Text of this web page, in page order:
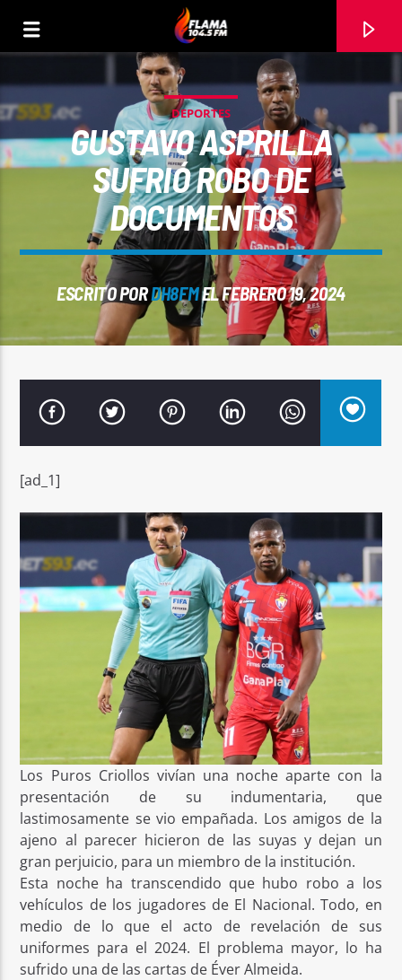
CANCIÓN ACTUAL
DEPORTES
GUSTAVO ASPRILLA
SUFRIÓ ROBO DE
DOCUMENTOS
ESCRITO PORDH8FMEL FEBRERO 19, 2024
[ad_1]
Los Puros Criollos vivían una noche aparte con la
presentación de su indumentaria, que
lastimosamente se vio empañada. Los amigos de la
ajeno al parecer hicieron de las suyas y dejan un
gran perjuicio, para un miembro de la institución.
Esta noche ha transcendido que hubo robo a los
vehículos de los jugadores de El Nacional. Todo, en
medio de lo que el acto de revelación de sus
uniformes para el 2024. El problema mayor, lo ha
sufrido una de las cartas de Éver Almeida.